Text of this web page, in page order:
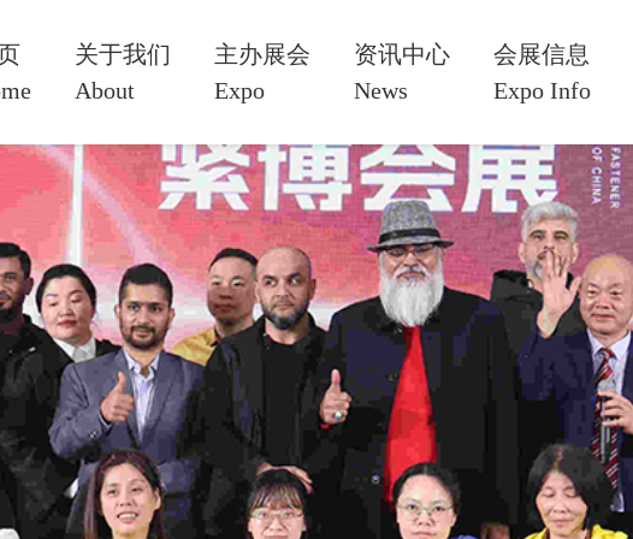
关于我们
About
主办展会
Expo
资讯中心
News
会展信息
Expo Info